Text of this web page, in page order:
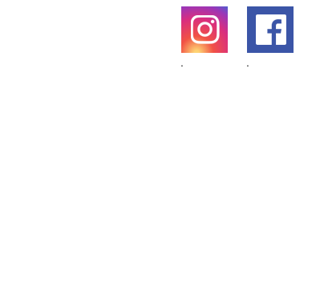
.
.